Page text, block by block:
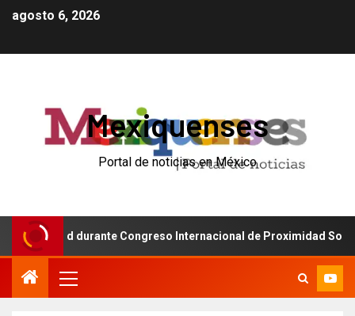
agosto 6, 2026
Mexiquenses
Portal de noticias en México
durante Congreso Internacional de Proximidad Social en